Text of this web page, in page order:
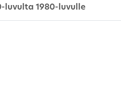
luvulta 1980-luvulle